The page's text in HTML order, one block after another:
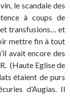
le scandale des
à coups de
transfusions… et
mettre fin à tout
avait encore des
(Haute Eglise de
étaient de purs
d’Augias. Il